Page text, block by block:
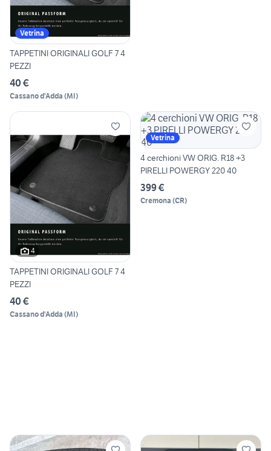
Vetrina
TAPPETINI ORIGINALI GOLF 7 4
PEZZI
40 €
Cassano d'Adda (MI)
4
TAPPETINI ORIGINALI GOLF 7 4
PEZZI
40 €
Cassano d'Adda (MI)
Vetrina
4 cerchioni VW ORIG. R18 +3
PIRELLI POWERGY 220 40
399 €
Cremona (CR)